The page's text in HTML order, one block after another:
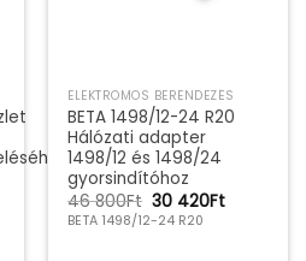
ELEKTROMOS BERENDEZÉS
BETA 1498/12-24 R20
Hálózati adapter
1498/12 és 1498/24
gyorsindítóhoz
46 800Ft Original
price
was:
30 420FtCurrent
BETA 1498/12-24 R20